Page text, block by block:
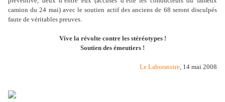
camion du 24 mai) avec le soutien actif des anciens de 68 seront disculpés
faute de véritables preuves.
Vive la révolte contre les stéréotypes !
Soutien des émeutiers !
Le Laboratoire, 14 mai 2008